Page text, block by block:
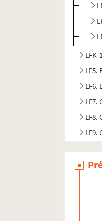
LF5.
LF6.
LF7.
LF8.
LF9.